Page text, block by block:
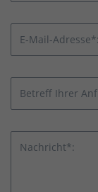
E-Mail-Adresse*:
Betreff Ihrer
Nachricht*: